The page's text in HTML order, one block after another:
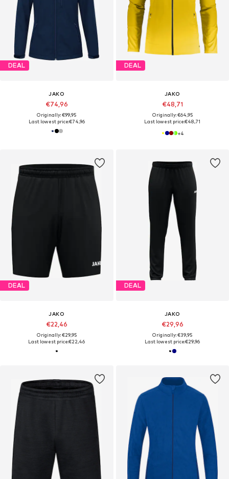
DEAL
JAKO
€74,96
Originally: €99,95
Last lowest price:€74,96
DEAL
JAKO
€48,71
Originally: €64,95
Last lowest price:€48,71
+4
DEAL
JAKO
€22,46
Originally: €29,95
Last lowest price:€22,46
DEAL
JAKO
€29,96
Originally: €39,95
Last lowest price:€29,96